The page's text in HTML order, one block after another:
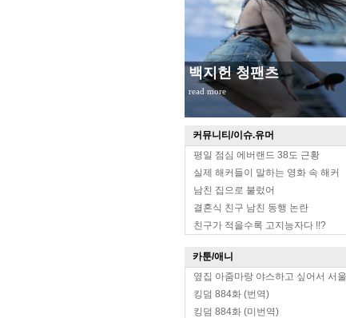
백지헌 청팬츠
read more
커뮤니티/이슈.유머
평일 점심 에버랜드 38도 근황
실제 해커들이 말하는 영화 속 해커
남친 집으로 불렀어
결혼식 친구 남친 동행 논란
친구가 적을수록 고지능자다 !!?
카툰/애니
옆집 아줌마랑 야스하고 싶어서 서
킹덤 884화 (번역)
킹덤 884화 (미번역)